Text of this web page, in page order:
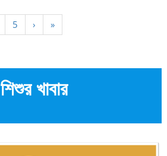
5 › »
শিশুর খাবার